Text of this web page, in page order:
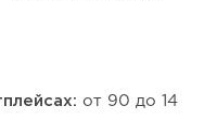
от 90 до 14